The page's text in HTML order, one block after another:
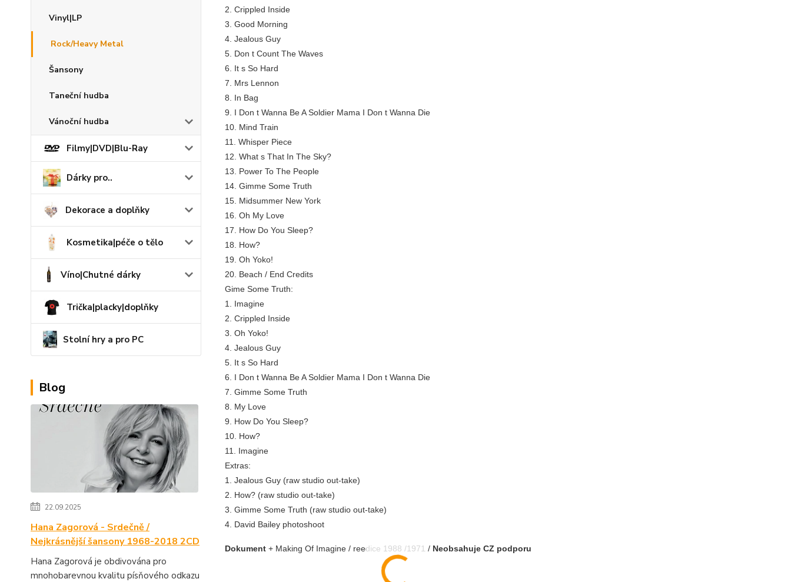
Vinyl|LP
Rock/Heavy Metal
Šansony
Taneční hudba
Vánoční hudba
Filmy|DVD|Blu-Ray
Dárky pro..
Dekorace a doplňky
Kosmetika|péče o tělo
Víno|Chutné dárky
Trička|placky|doplňky
Stolní hry a pro PC
Blog
22.09.2025
Hana Zagorová - Srdečně /
Nejkrásnější šansony 1968-2018 2CD
Hana Zagorová je obdivována pro
mnohobarevnou kvalitu písňového odkazu
2. Crippled Inside
3. Good Morning
4. Jealous Guy
5. Don t Count The Waves
6. It s So Hard
7. Mrs Lennon
8. In Bag
9. I Don t Wanna Be A Soldier Mama I Don t Wanna Die
10. Mind Train
11. Whisper Piece
12. What s That In The Sky?
13. Power To The People
14. Gimme Some Truth
15. Midsummer New York
16. Oh My Love
17. How Do You Sleep?
18. How?
19. Oh Yoko!
20. Beach / End Credits
Gime Some Truth:
1. Imagine
2. Crippled Inside
3. Oh Yoko!
4. Jealous Guy
5. It s So Hard
6. I Don t Wanna Be A Soldier Mama I Don t Wanna Die
7. Gimme Some Truth
8. My Love
9. How Do You Sleep?
10. How?
11. Imagine
Extras:
1. Jealous Guy (raw studio out-take)
2. How? (raw studio out-take)
3. Gimme Some Truth (raw studio out-take)
4. David Bailey photoshoot
Dokument+ Making Of Imagine / reedice 1988 /1971 / Neobsahuje CZ podporu